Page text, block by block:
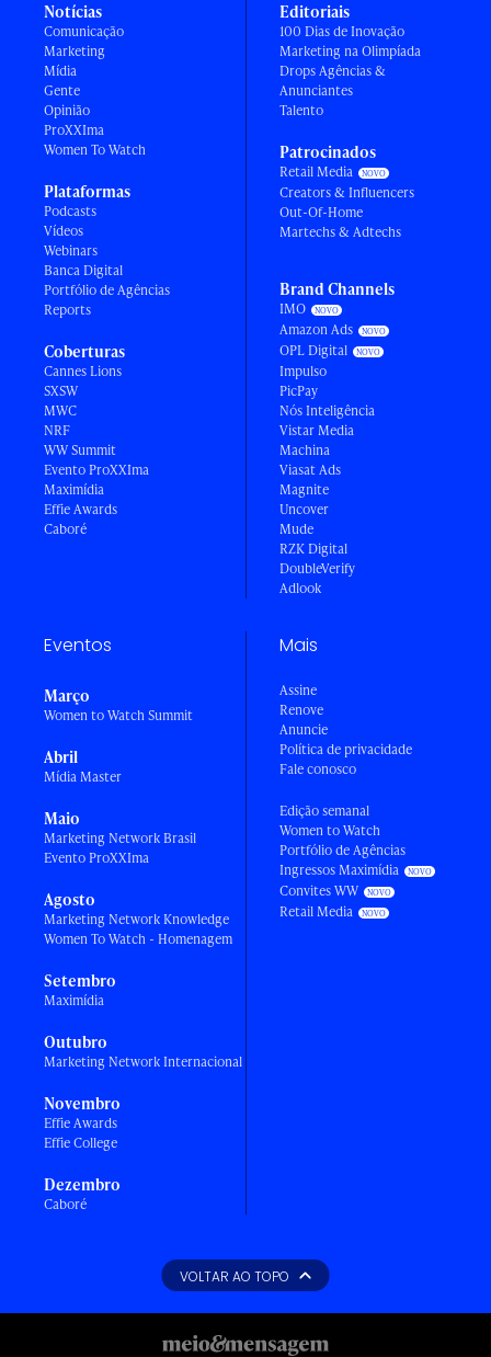
Notícias
Comunicação
Marketing
Mídia
Gente
Opinião
ProXXIma
Women To Watch
Plataformas
Podcasts
Vídeos
Webinars
Banca Digital
Portfólio de Agências
Reports
Coberturas
Cannes Lions
SXSW
MWC
NRF
WW Summit
Evento ProXXIma
Maximídia
Effie Awards
Caboré
Editoriais
100 Dias de Inovação
Marketing na Olimpíada
Drops Agências &
Anunciantes
Talento
Patrocinados
Retail Media
Creators & Influencers
Out-Of-Home
Martechs & Adtechs
Brand Channels
IMO
Amazon Ads
OPL Digital
Impulso
PicPay
Nós Inteligência
Vistar Media
Machina
Viasat Ads
Magnite
Uncover
Mude
RZK Digital
DoubleVerify
Adlook
Eventos
Março
Women to Watch Summit
Abril
Mídia Master
Maio
Marketing Network Brasil
Evento ProXXIma
Agosto
Marketing Network Knowledge
Women To Watch - Homenagem
Setembro
Maximídia
Outubro
Marketing Network Internacional
Novembro
Effie Awards
Effie College
Dezembro
Caboré
Mais
Assine
Renove
Anuncie
Política de privacidade
Fale conosco
Edição semanal
Women to Watch
Portfólio de Agências
Ingressos Maximídia
Convites WW
Retail Media
VOLTAR AO TOPO